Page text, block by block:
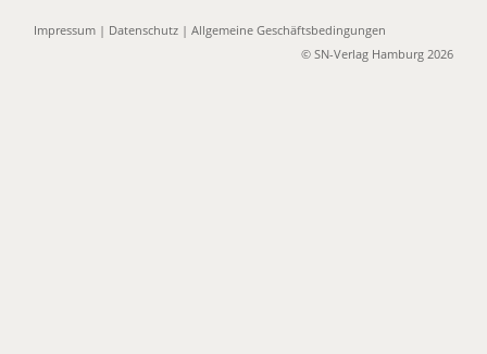
Impressum | Datenschutz |Allgemeine Geschäftsbedingungen
© SN-Verlag Hamburg 2026